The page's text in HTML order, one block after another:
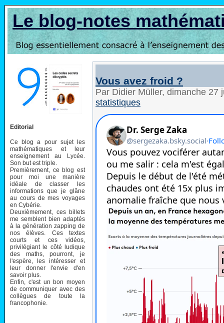
Le blog-notes
Editorial
Ce blog a pour sujet les
mathématiques et leur
enseignement au Lycée.
Son but est triple.
Premièrement, ce blog est
pour moi une manière
idéale de classer les
informations que je glâne
au cours de mes voyages
en Cybérie.
Deuxièmement, ces billets
me semblent bien adaptés
à la génération zapping de
nos élèves. Ces textes
courts et ces vidéos,
privilégiant le côté ludique
des maths, pourront, je
l'espère, les intéresser et
leur donner l'envie d'en
savoir plus.
Enfin, c'est un bon moyen
de communiquer avec des
collègues de toute la
francophonie.
Vous avez froid ?
Par Didier Müller, dimanche 27
statistiques